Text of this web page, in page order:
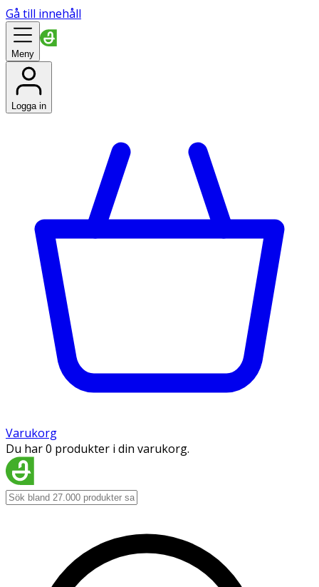
Gå till innehåll
Meny
Logga in
Varukorg
Du har 0 produkter i din varukorg.